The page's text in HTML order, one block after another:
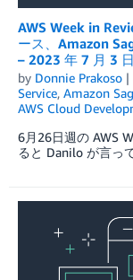
AWS Week in
ース、Amazon
– 2023 年 7 月 3 日
by Donnie Prakoso
Service, Amazon
AWS Cloud
6月26日週の AWS
ると Danilo が言っ